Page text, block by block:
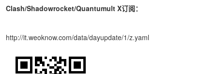
Clash/Shadowrocket/Quantumult X订阅：
http://it.weoknow.com/data/dayupdate/1/z.yaml